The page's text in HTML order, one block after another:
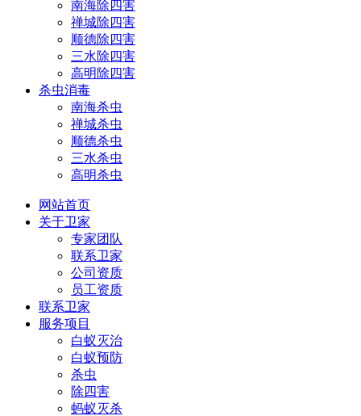
南海除四害
禅城除四害
顺德除四害
三水除四害
高明除四害
杀虫消毒
南海杀虫
禅城杀虫
顺德杀虫
三水杀虫
高明杀虫
网站首页
关于卫家
专家团队
联系卫家
公司资质
员工资质
联系卫家
服务项目
白蚁灭治
白蚁预防
杀虫
除四害
蚂蚁灭杀